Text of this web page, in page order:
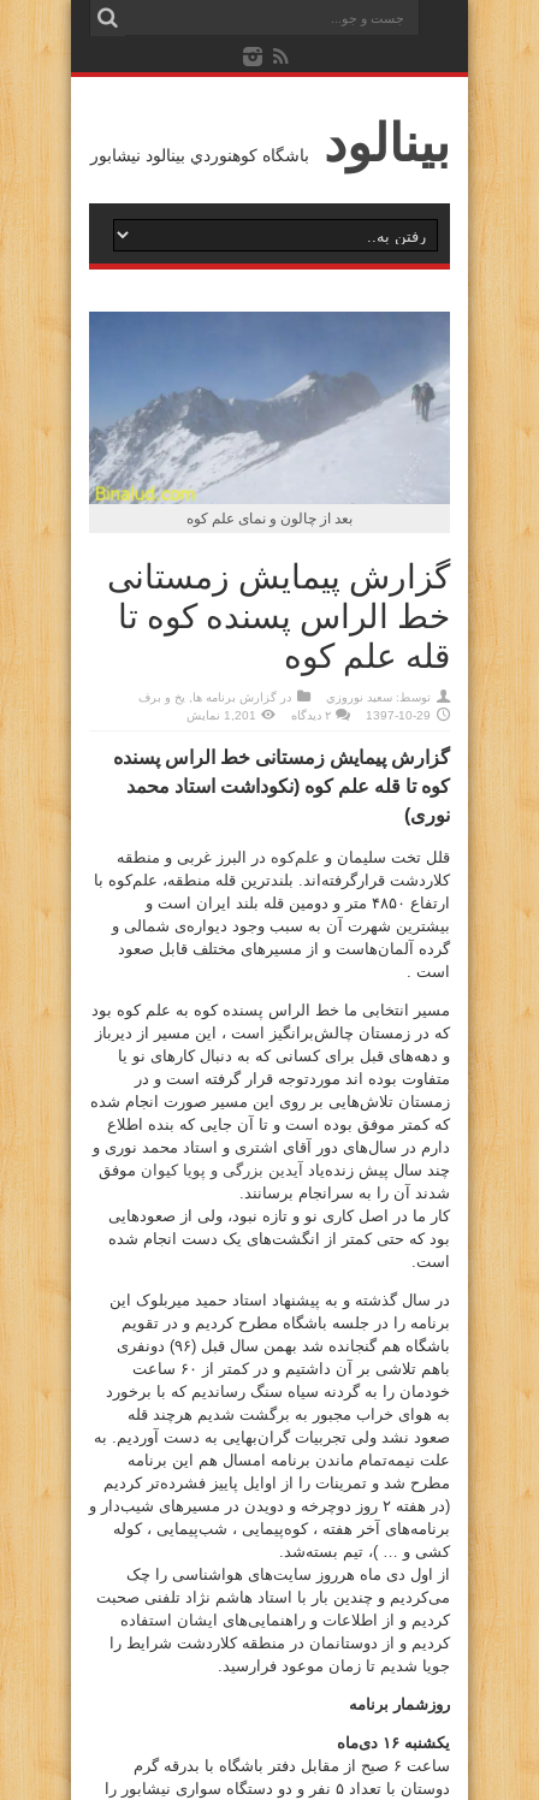
بينالود باشگاه كوهنوردي بينالود نيشابور
بعد از چالون و نمای علم کوه
گزارش پیمایش زمستانی
خط الراس پسنده کوه تا
قله علم کوه
توسط: سعيد نوروزي در گزارش برنامه ها
يخ و برف
1397-10-29
۲ دیدگاه 1,201 نمایش
گزارش پیمایش زمستانی خط الراس پسنده
کوه تا قله علم کوه (نکوداشت استاد محمد
نوری)
قلل تخت سلیمان و علم‌کوه در البرز غربی و منطقه
کلاردشت قرارگرفته‌اند. بلندترین قله منطقه، علم‌کوه با
ارتفاع ۴۸۵۰ متر و دومین قله بلند ایران است و
بیشترین شهرت آن به سبب وجود دیواره‌ی شمالی و
گرده آلمان‌هاست و از مسیرهای مختلف قابل صعود
است .
مسیر انتخابی ما خط الراس پسنده کوه به علم کوه بود
که در زمستان چالش‌برانگیز است ، این مسیر از دیرباز
و دهه‌های قبل برای کسانی که به دنبال کارهای نو یا
متفاوت بوده اند موردتوجه قرار گرفته است و در
زمستان تلاش‌هایی بر روی این مسیر صورت انجام شده
که کمتر موفق بوده است و تا آن جایی که بنده اطلاع
دارم در سال‌های دور آقای اشتری و استاد محمد نوری و
چند سال پیش زنده‌یاد آیدین بزرگی و پویا کیوان موفق
شدند آن را به سرانجام برسانند.
کار ما در اصل کاری نو و تازه نبود، ولی از صعودهایی
بود که حتی کمتر از انگشت‌های یک دست انجام ‌شده
است.
در سال گذشته و به پیشنهاد استاد حمید میربلوک این
برنامه را در جلسه باشگاه مطرح کردیم و در تقویم
باشگاه هم گنجانده شد بهمن سال قبل (۹۶) دونفری
باهم تلاشی بر آن داشتیم و در کمتر از ۶۰ ساعت
خودمان را به گردنه سیاه سنگ رساندیم که با برخورد
به هوای خراب مجبور به برگشت شدیم هرچند قله
صعود نشد ولی تجربیات گران‌بهایی به دست آوردیم. به
علت نیمه‌تمام ماندن برنامه امسال هم این برنامه
مطرح شد و تمرینات را از اوایل پاییز فشرده‌تر کردیم
(در هفته ۲ روز دوچرخه و دویدن در مسیرهای شیب‌دار و
برنامه‌های آخر هفته ، کوه‌پیمایی ، شب‌پیمایی ، کوله
کشی و … )، تیم بسته‌شد.
از اول دی ماه هرروز سایت‌های هواشناسی را چک
می‌کردیم و چندین بار با استاد هاشم نژاد تلفنی صحبت
کردیم و از اطلاعات و راهنمایی‌های ایشان استفاده
کردیم و از دوستانمان در منطقه کلاردشت شرایط را
جویا شدیم تا زمان موعود فرارسید.
روزشمار برنامه
یکشنبه ۱۶ دی‌ماه
ساعت ۶ صبح از مقابل دفتر باشگاه با بدرقه گرم
دوستان با تعداد ۵ نفر و دو دستگاه سواری نیشابور را